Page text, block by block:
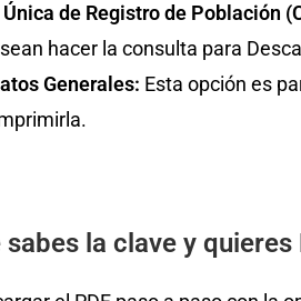
de Registro de Población
hacer la consulta para
Generales: Esta opción es
la clave y